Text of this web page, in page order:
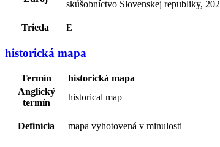
skúšobníctvo Slovenskej republiky,
Trieda E
historická mapa
Termín
historická mapa
Anglický
termín
historical map
Definícia mapa vyhotovená v minulosti